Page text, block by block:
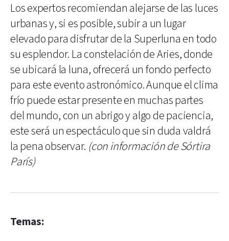
Los expertos recomiendan alejarse de las luces
urbanas y, si es posible, subir a un lugar
elevado para disfrutar de la Superluna en todo
su esplendor. La constelación de Aries, donde
se ubicará la luna, ofrecerá un fondo perfecto
para este evento astronómico. Aunque el clima
frío puede estar presente en muchas partes
del mundo, con un abrigo y algo de paciencia,
este será un espectáculo que sin duda valdrá
la pena observar. (con información de Sórtira
París)
Temas: